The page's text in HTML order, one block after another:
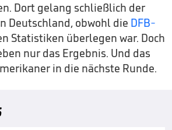
Dort gelang schließlich der
Deutschland, obwohl die DFB-
Statistiken überlegen war. Doch
nur das Ergebnis. Und das
in die nächste Runde.